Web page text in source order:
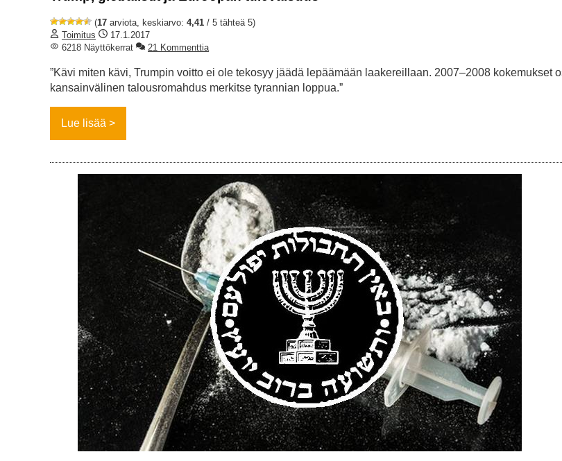
(17 arviota, keskiarvo: 4,41 / 5 tähteä 5)
Toimitus
17.1.2017
6218 Näyttökerrat
21 Kommenttia
”Kävi miten kävi, Trumpin voitto ei ole tekosyy jäädä lepäämään laakereillaan. 2007–2008 kokemukset
kansainvälinen talousromahdus merkitse tyrannian loppua.”
Lue lisää